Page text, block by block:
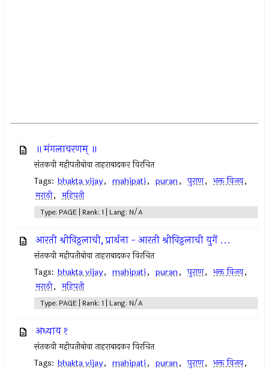
॥ मंगलाचरणम् ॥
संतकवी महीपतीबोवा ताहराबादकर विरचित
Tags: bhakta vijay, mahipati, puran, पुराण, भक्त विजय,
मराठी, महिपती
Type: PAGE | Rank: 1 | Lang: N/A
आरती श्रीविठ्ठलाची, प्रार्थना - आरती श्रीविठ्ठलाची युगें ...
संतकवी महीपतीबोवा ताहराबादकर विरचित
Tags: bhakta vijay, mahipati, puran, पुराण, भक्त विजय,
मराठी, महिपती
Type: PAGE | Rank: 1 | Lang: N/A
अध्याय १
संतकवी महीपतीबोवा ताहराबादकर विरचित
Tags: bhakta vijay, mahipati, puran, पुराण, भक्त विजय,